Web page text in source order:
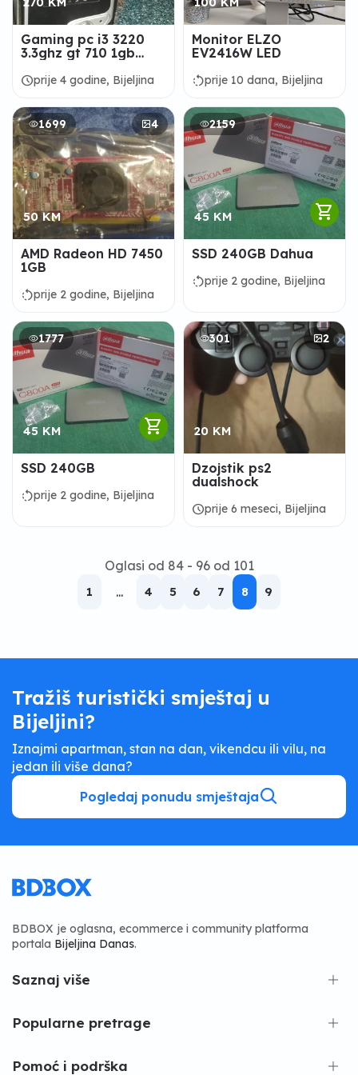
Gaming pc i3 3220
3.3ghz gt 710 1gb
1333mhz
scheduleprije 4 godine, Bijeljina
Monitor ELZO
EV2416W LED
rotate_leftprije 10 dana, Bijeljina
1699 4
50 KM
AMD Radeon HD 7450
1GB
rotate_leftprije 2 godine, Bijeljina
2159
45 KM shopping_cart
SSD 240GB Dahua
rotate_leftprije 2 godine, Bijeljina
1777
45 KM shopping_cart
SSD 240GB
rotate_leftprije 2 godine, Bijeljina
301 2
20 KM
Dzojstik ps2
dualshock
scheduleprije 6 meseci, Bijeljina
Oglasi od 84 - 96 od 101
1 ... 4 5 6 7 8 9
Tražiš turistički smještaj u
Bijeljini?
Iznajmi apartman, stan na dan, vikendcu ili vilu, na
jedan ili više dana?
Pogledaj ponudu smještaja
BDBOX je oglasna, ecommerce i community platforma
portala Bijeljina Danas.
Saznaj više
Popularne pretrage
Pomoć i podrška